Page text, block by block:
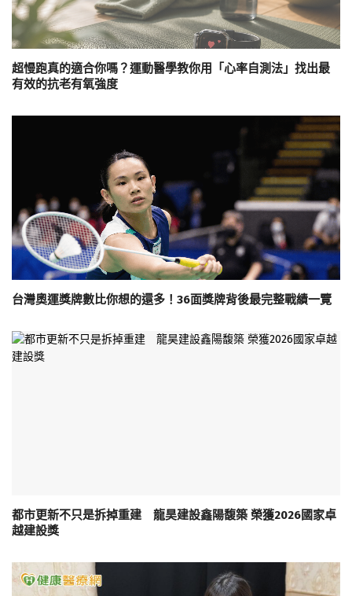
超慢跑真的適合你嗎？運動醫學教你用「心率自測法」找出最
有效的抗老有氧強度
台灣奧運獎牌數比你想的還多！36面獎牌背後最完整戰績一覽
都市更新不只是拆掉重建 龍昊建設鑫陽馥築 榮獲2026國家卓
越建設獎